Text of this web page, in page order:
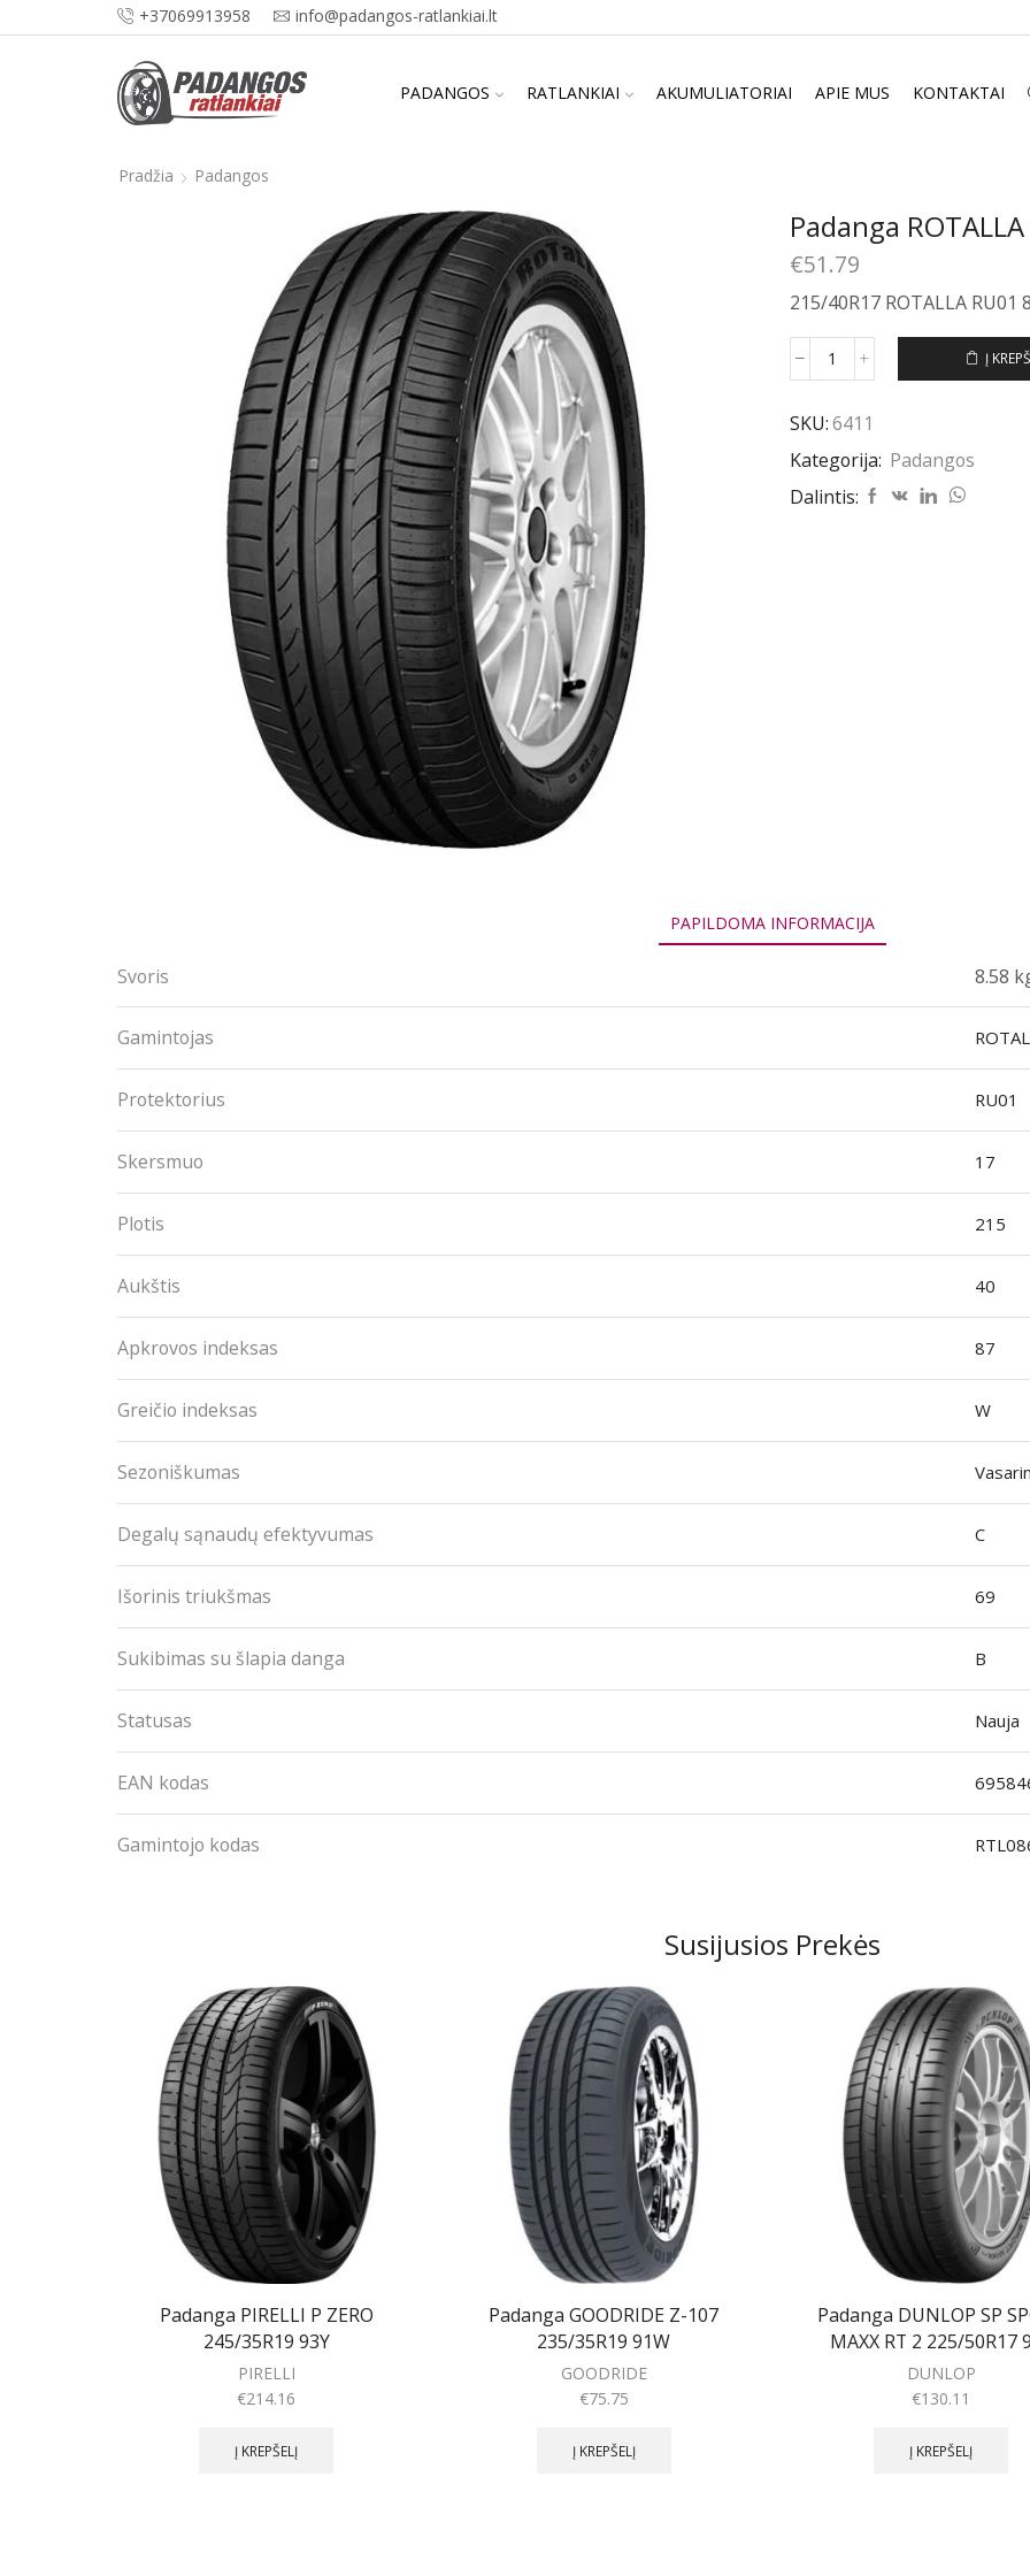
+37069913958 info@padangos-ratlankiai.lt
PADANGOS RATLANKIAI AKUMULIATORIAI APIE MUS KONTAKTAI
Pradžia Padangos
Padanga
€51.79
215/40R17 ROTALLA RU01
produkto
Padanga
ROTALLA
RU01
215/40R17
87W
Į
SKU:6411
Kategorija: Padangos
Dalintis:
PAPILDOMA INFORMACIJA
Svoris 8.58
Gamintojas
Protektorius RU01
Skersmuo 17
Plotis 215
Aukštis 40
Apkrovos indeksas 87
Greičio indeksas W
Sezoniškumas
Degalų sąnaudų efektyvumas C
Išorinis triukšmas 69
Sukibimas su šlapia danga B
Statusas Nauja
EAN kodas
Gamintojo kodas
Susijusios Prekės
Padanga PIRELLI P ZERO
245/35R19 93Y
PIRELLI
€214.16
Į KREPŠELĮ
Padanga GOODRIDE Z-107
235/35R19 91W
GOODRIDE
€75.75
Į KREPŠELĮ
Padanga DUNLOP SP
MAXX RT 2 225/50R17
DUNLOP
€130.11
Į KREPŠELĮ